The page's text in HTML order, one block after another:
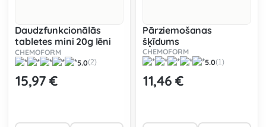
Daudzfunkcionālās
tabletes mini 20g lēni
šķīstošas
CHEMOFORM
5.0(2)
15,97 €
Pārziemošanas
šķīdums
CHEMOFORM
5.0(1)
11,46 €